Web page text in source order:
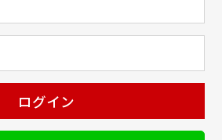
ログイン